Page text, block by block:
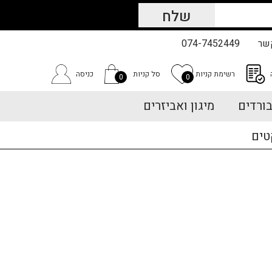
074-7452449
רשימת קניות 0 סל קניות 0 כניסה
מיגון ואביזרים